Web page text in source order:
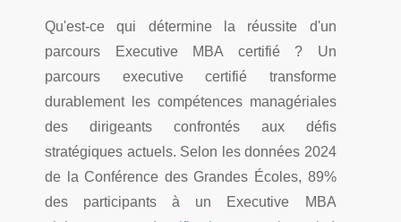
Qu'est-ce qui détermine la réussite d'un
parcours Executive MBA certifié ? Un
parcours executive certifié transforme
durablement les compétences managériales
des dirigeants confrontés aux défis
stratégiques actuels. Selon les données 2024
de la Conférence des Grandes Écoles, 89%
des participants à un Executive MBA